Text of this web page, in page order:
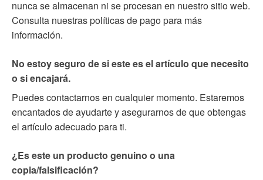
nunca se almacenan ni se procesan en nuestro sitio web.
Consulta nuestras políticas de pago para más
información.
No estoy seguro de si este es el artículo que necesito
o si encajará.
Puedes contactarnos en cualquier momento. Estaremos
encantados de ayudarte y asegurarnos de que obtengas
el artículo adecuado para ti.
¿Es este un producto genuino o una
copia/falsificación?